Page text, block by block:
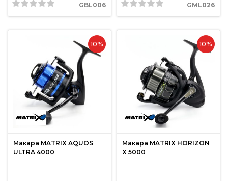
GBL006 GML026
10%
Макара MATRIX AQUOS
ULTRA 4000
10%
Макара MATRIX HORIZON
X 5000